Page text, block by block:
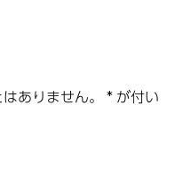
ありません。 * が付い